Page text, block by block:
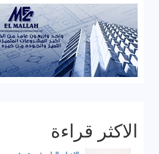
الاكثر قراءة